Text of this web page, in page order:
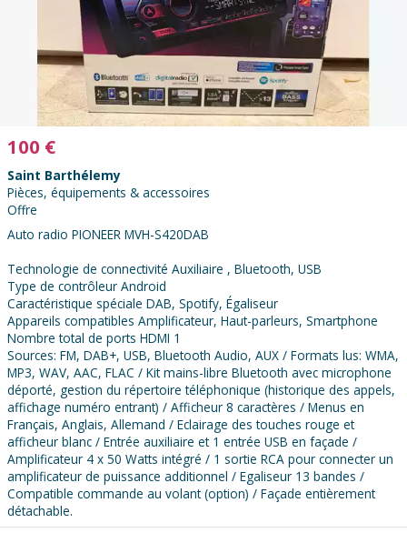
100 €
Saint Barthélemy
Pièces, équipements & accessoires
Offre
Auto radio PIONEER MVH-S420DAB
Technologie de connectivité Auxiliaire , Bluetooth, USB
Type de contrôleur Android
Caractéristique spéciale DAB, Spotify, Égaliseur
Appareils compatibles Amplificateur, Haut-parleurs, Smartphone
Nombre total de ports HDMI 1
Sources: FM, DAB+, USB, Bluetooth Audio, AUX / Formats lus: WMA,
MP3, WAV, AAC, FLAC / Kit mains-libre Bluetooth avec microphone
déporté, gestion du répertoire téléphonique (historique des appels,
affichage numéro entrant) / Afficheur 8 caractères / Menus en
Français, Anglais, Allemand / Eclairage des touches rouge et
afficheur blanc / Entrée auxiliaire et 1 entrée USB en façade /
Amplificateur 4 x 50 Watts intégré / 1 sortie RCA pour connecter un
amplificateur de puissance additionnel / Egaliseur 13 bandes /
Compatible commande au volant (option) / Façade entièrement
détachable.